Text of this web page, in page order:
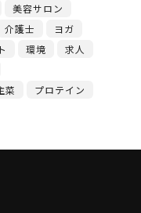
美容サロン
介護士
ヨガ
環境
求人
菜 プロテイン